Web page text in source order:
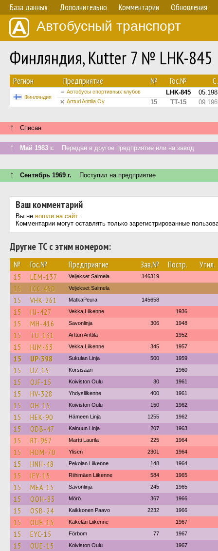
База данных Дополнительно Комментарии Обновления
Автобусный транспорт
Финляндия, Kutter 7 № LHK-845
Регион Предприятие № Гос.№
Финляндия
Автобусы спортивных клубов LHK-845
Artturi Anttila Oy
15 TT-15
↑ Списан
↑ Май 1983 г. Передан в другое предприятие или на завод
↑ Сентябрь 1969 г. Поступил на предприятие
Ваш комментарий
Вы не вошли на сайт.
Комментарии могут оставлять только зарегистрированные
Другие ТС с этим номером:
№ Гос.№ Предприятие Зав.№ Постр. Утил.
15 LEM-137 Veljekset Salmela 146319
15 LCC-450 Veljekset Salmela
15 VHK-261 MatkaPeura 145658
15 HJ-427 Vekka Liikenne 1936
15 MH-416 Savonlinja 306 1948
15 TU-131 Artturi Anttila 1952
15 HJM-63 Vekka Liikenne 345 1957
15 UP-398 Sukulan Linja 500 1959
15 UZ-15 Korsisaari 1960
15 OJF-15 Koiviston Oulu 30 1961
15 HV-328 Yhdysliikenne 400 1961
15 OH-15 Koiviston Oulu 150 1962
15 HEK-90 Hämeen Linja 1255 1962
15 ODB-47 Kainuun Linja 207 1963
15 RT-967 Martti Laurila 225 1964
15 HOM-70 Ylisen 2301 1964
15 HNH-48 Pekolan Liikenne 148 1964
15 IEY-15 Riihimäen Liikenne 584 1965
15 MEA-15 Savonlinja 245 1965
15 OOH-83 Mörö 367 1966
15 OSB-24 Kaikkonen Paavo 2232 1966
15 OUE-15 Käkelän Liikenne 1967
15 EYC-15 Förbom 77 1967
15 OUE-15 Koiviston Oulu 1967